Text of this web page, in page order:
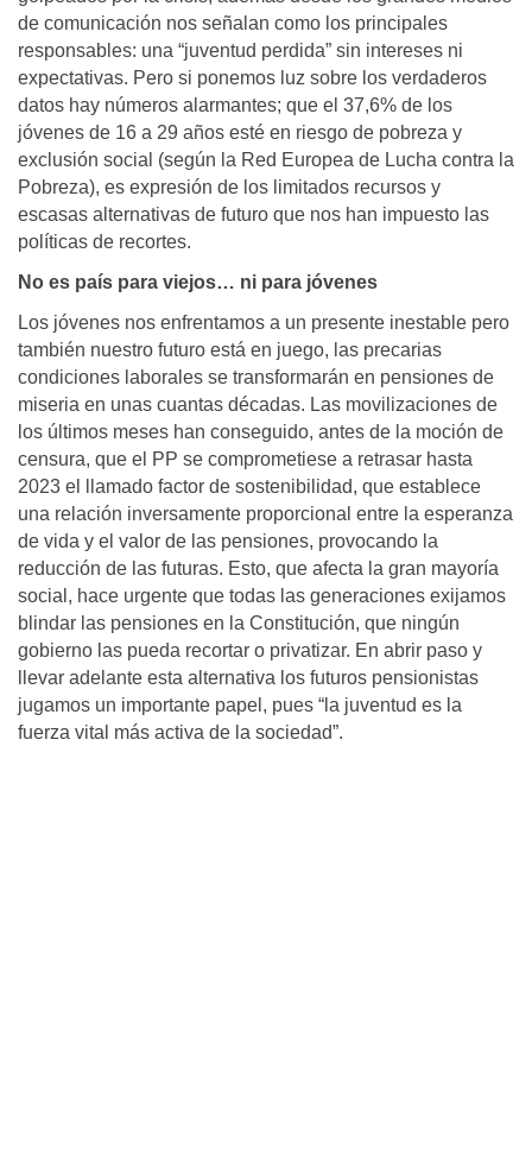
de comunicación nos señalan como los principales
responsables: una “juventud perdida” sin intereses ni
expectativas. Pero si ponemos luz sobre los verdaderos
datos hay números alarmantes; que el 37,6% de los
jóvenes de 16 a 29 años esté en riesgo de pobreza y
exclusión social (según la Red Europea de Lucha contra la
Pobreza), es expresión de los limitados recursos y
escasas alternativas de futuro que nos han impuesto las
políticas de recortes.
No es país para viejos… ni para jóvenes
Los jóvenes nos enfrentamos a un presente inestable pero
también nuestro futuro está en juego, las precarias
condiciones laborales se transformarán en pensiones de
miseria en unas cuantas décadas. Las movilizaciones de
los últimos meses han conseguido, antes de la moción de
censura, que el PP se comprometiese a retrasar hasta
2023 el llamado factor de sostenibilidad, que establece
una relación inversamente proporcional entre la esperanza
de vida y el valor de las pensiones, provocando la
reducción de las futuras. Esto, que afecta la gran mayoría
social, hace urgente que todas las generaciones exijamos
blindar las pensiones en la Constitución, que ningún
gobierno las pueda recortar o privatizar. En abrir paso y
llevar adelante esta alternativa los futuros pensionistas
jugamos un importante papel, pues “la juventud es la
fuerza vital más activa de la sociedad”.